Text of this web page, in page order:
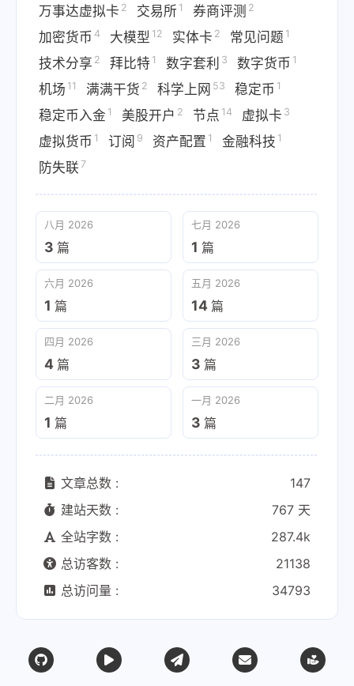
万事达虚拟卡 2 交易所 1 券商评测 2
加密货币 4 大模型 12 实体卡 2 常见问题 1
技术分享 2 拜比特 1 数字套利 3 数字货币 1
机场 11 满满干货 2 科学上网 53 稳定币 1
稳定币入金 1 美股开户 2 节点 14 虚拟卡 3
虚拟货币 1 订阅 9 资产配置 1 金融科技 1
防失联 7
八月 2026
3 篇
七月 2026
1 篇
六月 2026
1 篇
五月 2026
14 篇
四月 2026
4 篇
三月 2026
3 篇
二月 2026
1 篇
一月 2026
3 篇
文章总数 :
147
建站天数 :
767 天
全站字数 :
287.4k
总访客数 :
21138
总访问量 :
34793